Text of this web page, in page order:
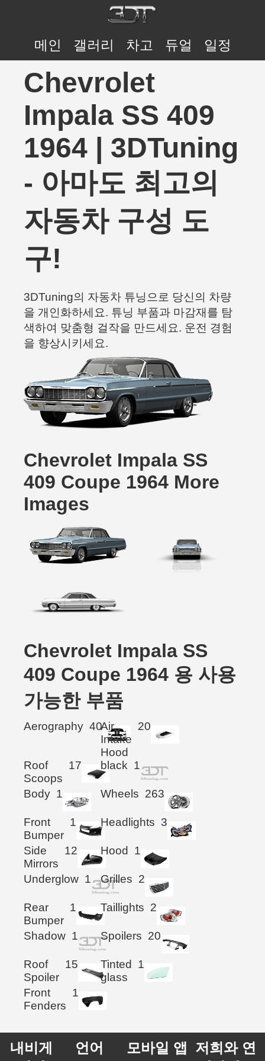
메인 갤러리 차고 듀얼 일정
Chevrolet
Impala SS 409
1964 | 3DTuning
- 아마도 최고의
자동차 구성 도
구!
3DTuning의 자동차 튜닝으로 당신의 차량
을 개인화하세요. 튜닝 부품과 마감재를 탐
색하여 맞춤형 걸작을 만드세요. 운전 경험
을 향상시키세요.
Chevrolet Impala SS
409 Coupe 1964 More
Images
Chevrolet Impala SS
409 Coupe 1964 용 사용
가능한 부품
Aerography 40Air
Intake
Hood
20
Roof
Scoops
17 black 1
Body 1 Wheels 263
Front
Bumper
1 Headlights 3
Side
Mirrors
12 Hood 1
Underglow 1 Grilles 2
Rear
Bumper
1 Taillights 2
Shadow 1 Spoilers 20
Roof
Spoiler
15
Tinted
glass
1
Front
Fenders
1
내비게
언어 모바일 앱 저희와 연